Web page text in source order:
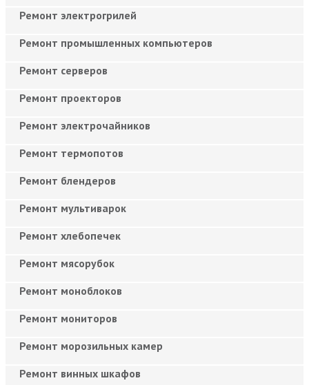
Ремонт электрогрилей
Ремонт промышленных компьютеров
Ремонт серверов
Ремонт проекторов
Ремонт электрочайников
Ремонт термопотов
Ремонт блендеров
Ремонт мультиварок
Ремонт хлебопечек
Ремонт мясорубок
Ремонт моноблоков
Ремонт мониторов
Ремонт морозильных камер
Ремонт винных шкафов